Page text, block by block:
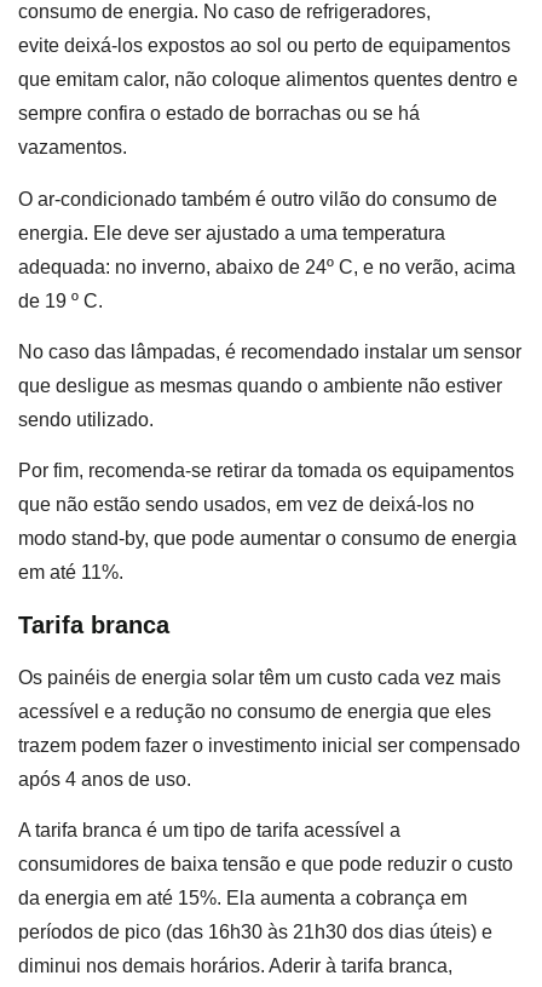
consumo de energia. No caso de refrigeradores,
evite deixá-los expostos ao sol ou perto de equipamentos
que emitam calor, não coloque alimentos quentes dentro e
sempre confira o estado de borrachas ou se há
vazamentos.
O ar-condicionado também é outro vilão do consumo de
energia. Ele deve ser ajustado a uma temperatura
adequada: no inverno, abaixo de 24º C, e no verão, acima
de 19 º C.
No caso das lâmpadas, é recomendado instalar um sensor
que desligue as mesmas quando o ambiente não estiver
sendo utilizado.
Por fim, recomenda-se retirar da tomada os equipamentos
que não estão sendo usados, em vez de deixá-los no
modo stand-by, que pode aumentar o consumo de energia
em até 11%.
Tarifa branca
Os painéis de energia solar têm um custo cada vez mais
acessível e a redução no consumo de energia que eles
trazem podem fazer o investimento inicial ser compensado
após 4 anos de uso.
A tarifa branca é um tipo de tarifa acessível a
consumidores de baixa tensão e que pode reduzir o custo
da energia em até 15%. Ela aumenta a cobrança em
períodos de pico (das 16h30 às 21h30 dos dias úteis) e
diminui nos demais horários. Aderir à tarifa branca,